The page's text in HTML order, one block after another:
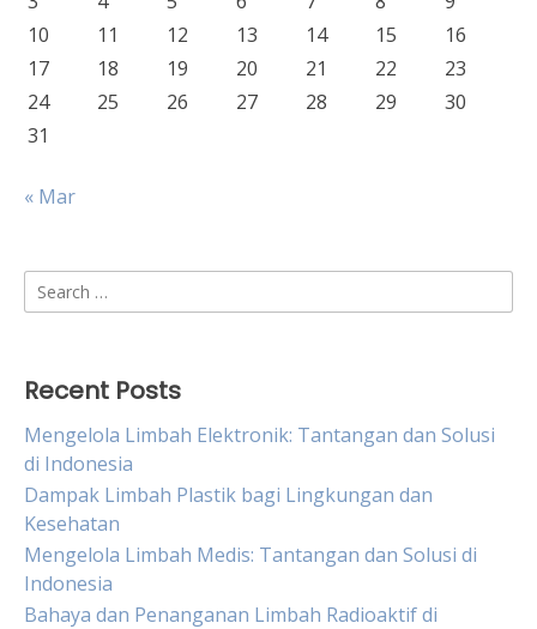
10
11 12 13 14 15
16
17
18 19 20 21 22
23
24
25 26 27 28 29
30
31
« Mar
Search
for:
Recent Posts
Mengelola Limbah Elektronik: Tantangan dan Solusi
di Indonesia
Dampak Limbah Plastik bagi Lingkungan dan
Kesehatan
Mengelola Limbah Medis: Tantangan dan Solusi di
Indonesia
Bahaya dan Penanganan Limbah Radioaktif di